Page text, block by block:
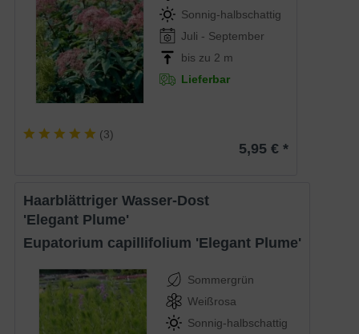
Sonnig-halbschattig
Juli - September
bis zu 2 m
Lieferbar
(3)
5,95 € *
Haarblättriger Wasser-Dost
'Elegant Plume'
Eupatorium capillifolium 'Elegant Plume'
Sommergrün
Weißrosa
Sonnig-halbschattig